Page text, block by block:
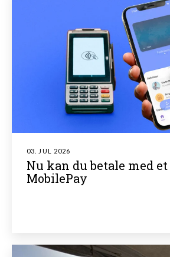
03. JUL 2026
Nu kan du betale med
MobilePay